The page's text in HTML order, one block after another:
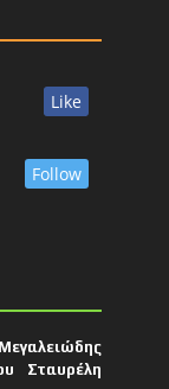
Like
Follow
Σταυρέλη